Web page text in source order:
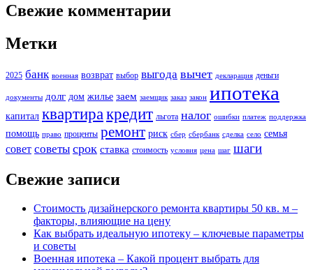
Свежие комментарии
Метки
2025 банк военная возврат выбор выгода вычет декларация деньги
документы долг дом жилье заем заемщик заказ закон ипотека
капитал квартира кредит льгота налог ошибки платеж поддержка
помощь право проценты ремонт риск сбер сбербанк сделка село семья
совет советы срок ставка стоимость условия цена шаг шаги
Свежие записи
Стоимость дизайнерского ремонта квартиры 50 кв. м –
факторы, влияющие на цену
Как выбрать идеальную ипотеку – ключевые параметры
и советы
Военная ипотека – Какой процент выбрать для